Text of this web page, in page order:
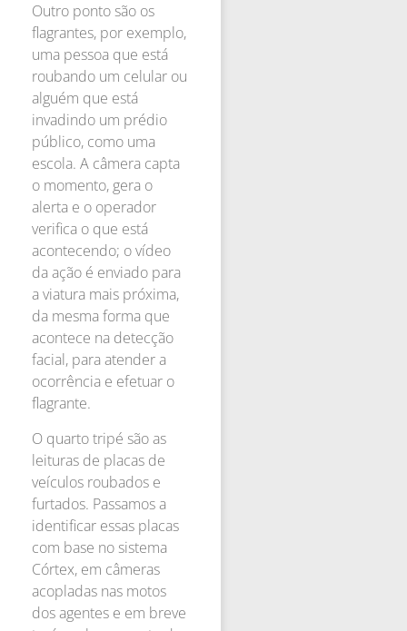
Outro ponto são os
flagrantes, por exemplo,
uma pessoa que está
roubando um celular ou
alguém que está
invadindo um prédio
público, como uma
escola. A câmera capta
o momento, gera o
alerta e o operador
verifica o que está
acontecendo; o vídeo
da ação é enviado para
a viatura mais próxima,
da mesma forma que
acontece na detecção
facial, para atender a
ocorrência e efetuar o
flagrante.
O quarto tripé são as
leituras de placas de
veículos roubados e
furtados. Passamos a
identificar essas placas
com base no sistema
Córtex, em câmeras
acopladas nas motos
dos agentes e em breve